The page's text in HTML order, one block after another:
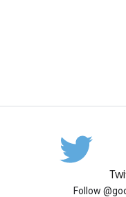
Follow